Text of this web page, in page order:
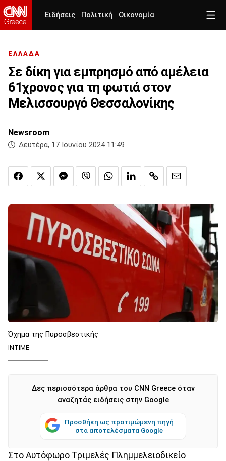
Ειδήσεις Πολιτική Οικονομία
ΕΛΛΑΔΑ
Σε δίκη για εμπρησμό από αμέλεια
61χρονος για τη φωτιά στον
Μελισσουργό Θεσσαλονίκης
Newsroom
Δευτέρα, 17 Ιουνίου 2024 11:49
Όχημα της Πυροσβεστικής
ΙΝΤΙΜΕ
Δες περισσότερα άρθρα του CNN Greece όταν
αναζητάς ειδήσεις στην Google
Προσθήκη ως προτιμώμενη πηγή
στα αποτελέσματα Google
Στο Αυτόφωρο Τριμελές Πλημμελειοδικείο